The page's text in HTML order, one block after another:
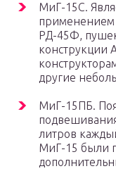
МиГ-15С.
применением
РД-45Ф,
конструкции
другие
МиГ-15ПБ.
литров
МиГ-15 были